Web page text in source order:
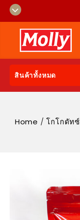
สินค้าทั้งหมด
Home /โกโกดัทซ์